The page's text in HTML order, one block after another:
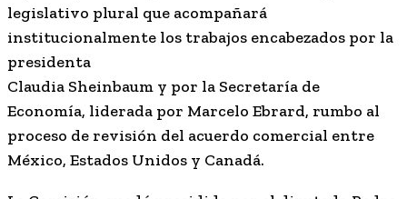
legislativo plural que acompañará
institucionalmente los trabajos encabezados por la
presidenta
Claudia Sheinbaum y por la Secretaría de
Economía, liderada por Marcelo Ebrard, rumbo al
proceso de revisión del acuerdo comercial entre
México, Estados Unidos y Canadá.